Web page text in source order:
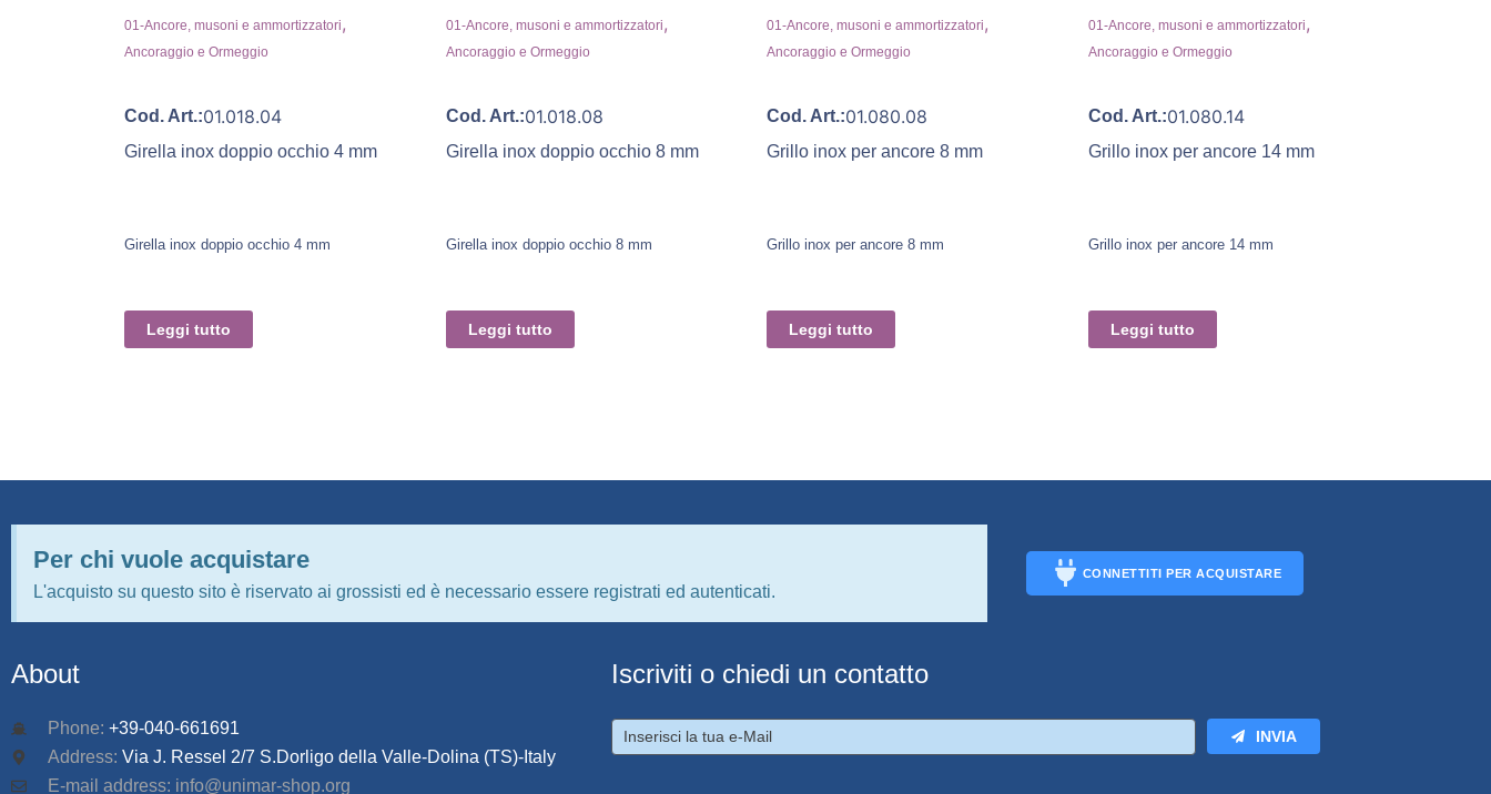
01-Ancore, musoni e ammortizzatori,
Ancoraggio e Ormeggio
Cod. Art.:01.018.04
Girella inox doppio occhio 4 mm
Girella inox doppio occhio 4 mm
Leggi tutto
01-Ancore, musoni e ammortizzatori,
Ancoraggio e Ormeggio
Cod. Art.:01.018.08
Girella inox doppio occhio 8 mm
Girella inox doppio occhio 8 mm
Leggi tutto
01-Ancore, musoni e ammortizzatori,
Ancoraggio e Ormeggio
Cod. Art.:01.080.08
Grillo inox per ancore 8 mm
Grillo inox per ancore 8 mm
Leggi tutto
01-Ancore, musoni e ammortizzatori,
Ancoraggio e Ormeggio
Cod. Art.:01.080.14
Grillo inox per ancore 14 mm
Grillo inox per ancore 14 mm
Leggi tutto
Per chi vuole acquistare
L'acquisto su questo sito è riservato ai grossisti ed è necessario essere registrati ed autenticati.
CONNETTITI PER ACQUISTARE
About
Phone: +39-040-661691
Address: Via J. Ressel 2/7 S.Dorligo della Valle-Dolina (TS)-Italy
E-mail address: info@unimar-shop.org
Iscriviti o chiedi un contatto
INVIA